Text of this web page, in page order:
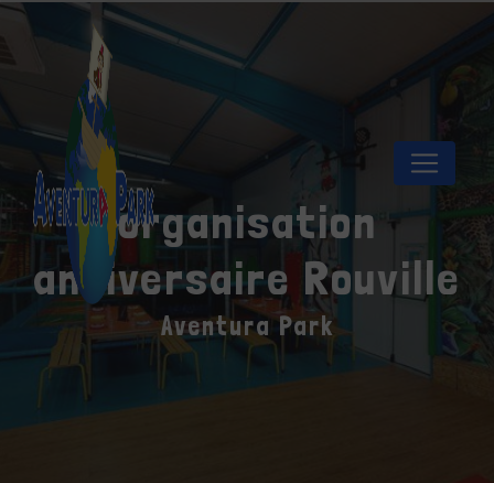
organisation
anniversaire Rouville
Aventura Park
Panneau de gestion des cookies